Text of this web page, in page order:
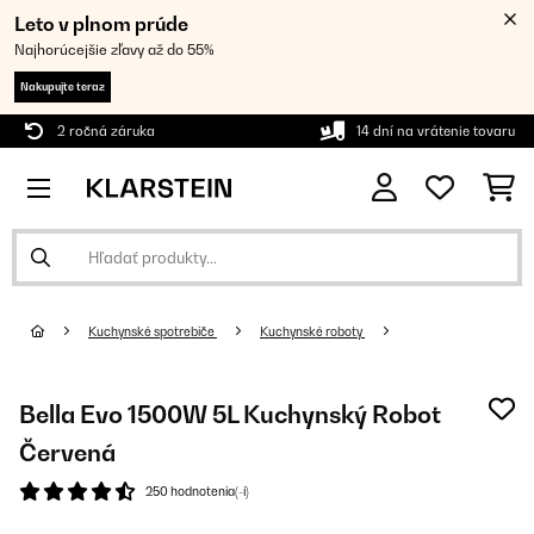
Leto v plnom prúde
Najhorúcejšie zľavy až do 55%
Nakupujte teraz
2 ročná záruka 14 dní na vrátenie tovaru
Kuchynské spotrebiče Kuchynské roboty
Bella Evo 1500W 5L Kuchynský Robot
Červená
250 hodnotenia(-í)